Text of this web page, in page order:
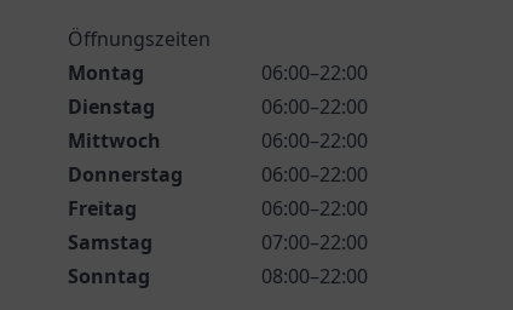
Öffnungszeiten
Montag
06:00–22:00
Dienstag
06:00–22:00
Mittwoch
06:00–22:00
Donnerstag
06:00–22:00
Freitag
06:00–22:00
Samstag
07:00–22:00
Sonntag
08:00–22:00